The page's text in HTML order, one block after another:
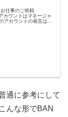
仕事のご依頼
カウントはマネージャ
アカウントの発言は
通に参考にして
んな形でBAN